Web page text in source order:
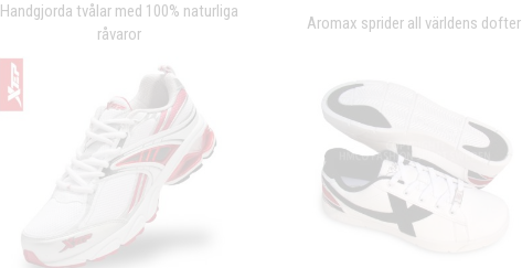
Handgjorda tvålar med 100% naturliga
råvaror
Aromax sprider all världens dofter